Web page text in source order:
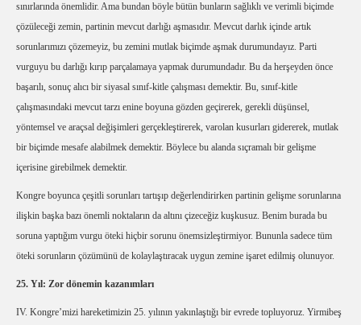
sınırlarında önemlidir. Ama bundan böyle bütün bunların sağlıklı ve verimli biçimde
çözüleceği zemin, partinin mevcut darlığı aşmasıdır. Mevcut darlık içinde artık
sorunlarımızı çözemeyiz, bu zemini mutlak biçimde aşmak durumundayız. Parti
vurguyu bu darlığı kırıp parçalamaya yapmak durumundadır. Bu da herşeyden önce
başarılı, sonuç alıcı bir siyasal sınıf-kitle çalışması demektir. Bu, sınıf-kitle
çalışmasındaki mevcut tarzı enine boyuna gözden geçirerek, gerekli düşünsel,
yöntemsel ve araçsal değişimleri gerçekleştirerek, varolan kusurları gidererek, mutlak
bir biçimde mesafe alabilmek demektir. Böylece bu alanda sıçramalı bir gelişme
içerisine girebilmek demektir.
Kongre boyunca çeşitli sorunları tartışıp değerlendirirken partinin gelişme sorunlarına
ilişkin başka bazı önemli noktaların da altını çizeceğiz kuşkusuz. Benim burada bu
soruna yaptığım vurgu öteki hiçbir sorunu önemsizleştirmiyor. Bununla sadece tüm
öteki sorunların çözümünü de kolaylaştıracak uygun zemine işaret edilmiş olunuyor.
25. Yıl: Zor dönemin kazanımları
IV. Kongre’mizi hareketimizin 25. yılının yakınlaştığı bir evrede topluyoruz. Yirmibeş